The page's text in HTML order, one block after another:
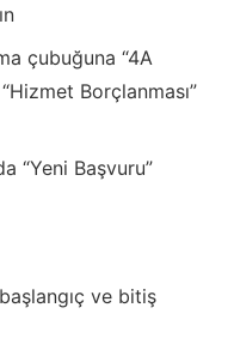
çubuğuna “4A
Borçlanması”
“Yeni Başvuru”
ve bitiş